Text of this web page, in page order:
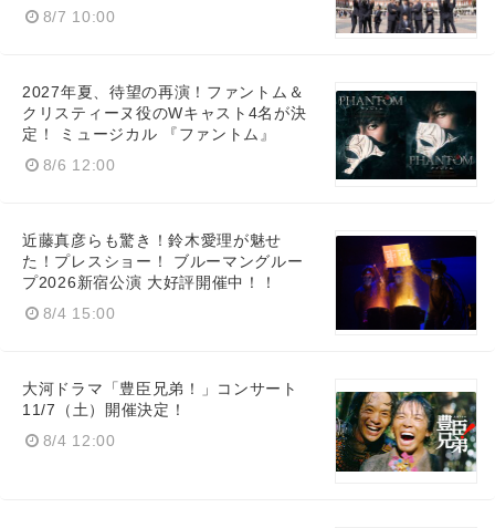
8/7 10:00
2027年夏、待望の再演！ファントム＆
クリスティーヌ役のWキャスト4名が決
定！ ミュージカル 『ファントム』
8/6 12:00
近藤真彦らも驚き！鈴木愛理が魅せ
た！プレスショー！ ブルーマングルー
プ2026新宿公演 大好評開催中！！
8/4 15:00
大河ドラマ「豊臣兄弟！」コンサート
11/7（土）開催決定！
8/4 12:00